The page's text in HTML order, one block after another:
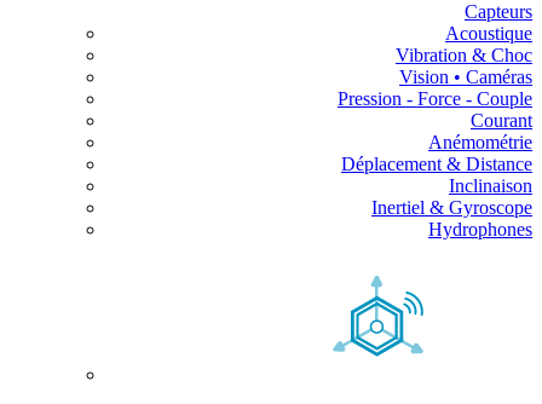
Capteurs
Acoustique
Vibration & Choc
Vision • Caméras
Pression - Force - Couple
Courant
Anémométrie
Déplacement & Distance
Inclinaison
Inertiel & Gyroscope
Hydrophones